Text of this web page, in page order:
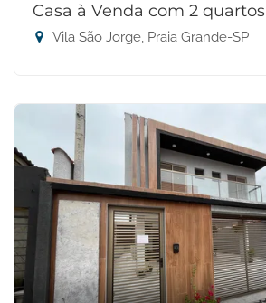
Casa à Venda com 2 quartos
Vila São Jorge, Praia Grande-SP